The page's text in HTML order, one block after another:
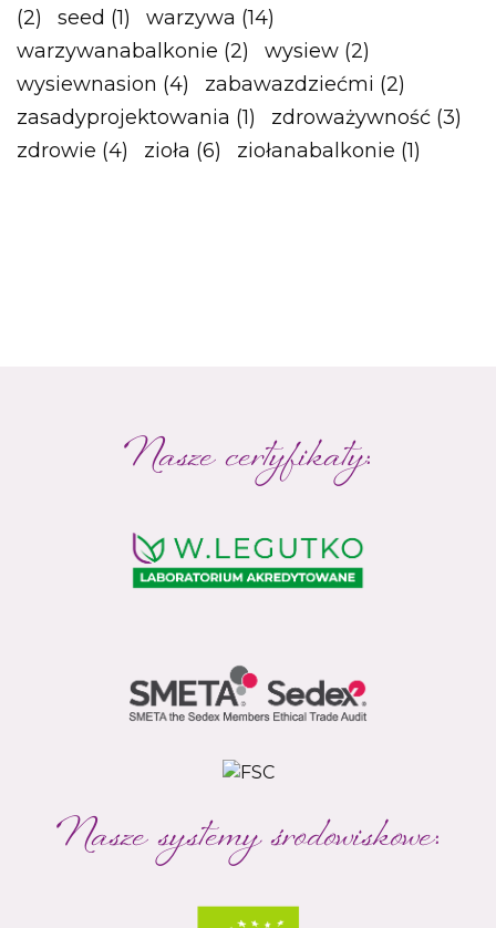
(2)
seed (1) warzywa (14)
warzywanabalkonie (2) wysiew (2)
wysiewnasion (4) zabawazdziećmi (2)
zasadyprojektowania (1) zdroważywność (3)
zdrowie (4) zioła (6) ziołanabalkonie (1)
Nasze certyfikaty:
Nasze systemy środowiskowe: